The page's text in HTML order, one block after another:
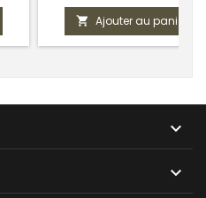
 Ajouter au panier

